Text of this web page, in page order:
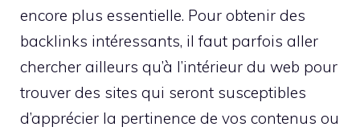
encore plus essentielle. Pour obtenir des
backlinks intéressants, il faut parfois aller
chercher ailleurs qu’à l’intérieur du web pour
trouver des sites qui seront susceptibles
d’apprécier la pertinence de vos contenus ou